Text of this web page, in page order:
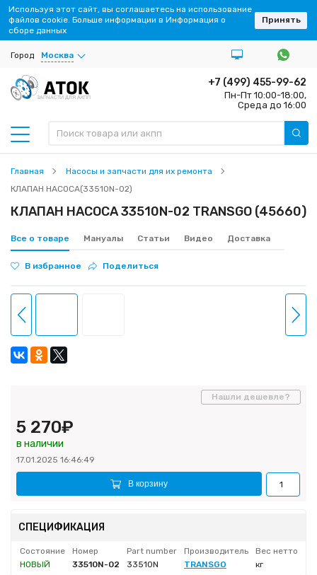
Город Москва
ЗАПЧАСТИ ДЛЯ АКПП
+7 (499) 455-99-62
Пн-Пт 10:00-18:00,
Среда до 16:00
Главная
Насосы и запчасти для их ремонта
КЛАПАН НАСОСА(33510N-02)
КЛАПАН НАСОСА 33510N-02 TRANSGO (45660)
Все о товаре Мануалы Статьи Видео Доставка
В избранное Поделиться
5 270₽
в наличии
17.01.2025 16:46:49
В корзину
Нашли дешевле?
СПЕЦИФИКАЦИЯ
Состояние Номер Part number Производитель
Вес нетто
НОВЫЙ
33510N-02 33510N TRANSGO кг
Используя этот сайт, вы соглашаетесь на использование
файлов cookie. Больше информации в Информация о
сборе данных
Принять